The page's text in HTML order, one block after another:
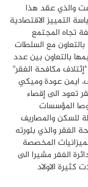
والذي عقد هذا
التمييز الاقتصادية
تجاه المجتمع
مع السلطات
بالتعاون بين عدد
مكافحة الفقر"
ايمن عودة وميكي
تعود الى إقصاء
المؤسسات
للسكن والمصاريف
الفقر والذي بلورته
المخصصة
الفقر مشيرا الى
الاولاد